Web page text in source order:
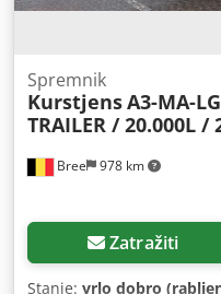
Bree 978 km
Spremnik
KurstjensA3-MA-
TRAILER / 20.000L /
Zatražiti
Stanje: vrlo dobro